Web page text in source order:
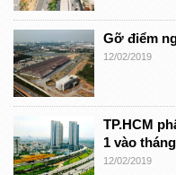
Gỡ điểm
12/02/2019
TP.HCM
1 vào
12/02/2019